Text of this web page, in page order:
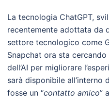
La tecnologia ChatGPT,
recentemente adottata da
settore tecnologico come
Snapchat ora sta
dell’AI per migliorare
sarà disponibile all’interno
fosse un “contatto amico”